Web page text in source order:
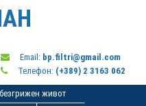
Email: bp.filtri@gmail.com
Телефон: (+389) 2 3163 062
живот